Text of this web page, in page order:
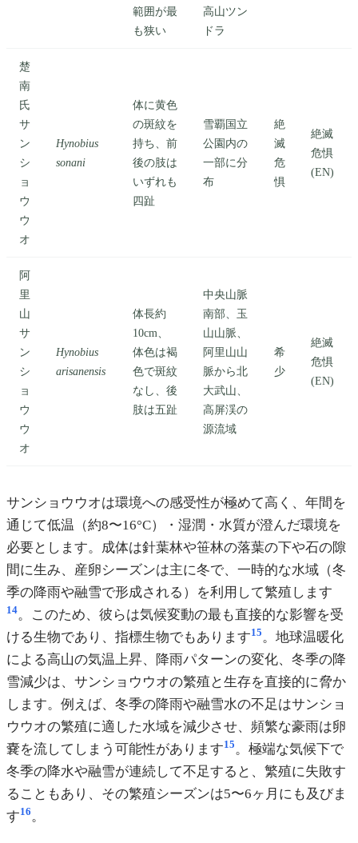
範囲が最
も狭い
高山ツン
ドラ
楚
南
氏
サ
ン
シ
ョ
ウ
ウ
オ
Hynobius
sonani
体に黄色
の斑紋を
持ち、前
後の肢は
いずれも
四趾
雪覇国立
公園内の
一部に分
布
絶
滅
危
惧
絶滅
危惧
(EN)
阿
里
山
サ
ン
シ
ョ
ウ
ウ
オ
Hynobius
arisanensis
体長約
10cm、
体色は褐
色で斑紋
なし、後
肢は五趾
中央山脈
南部、玉
山山脈、
阿里山山
脈から北
大武山、
高屏渓の
源流域
希
少
絶滅
危惧
(EN)
サンショウウオは環境への感受性が極めて高く、年間を
通じて低温（約8〜16°C）・湿潤・水質が澄んだ環境を
必要とします。成体は針葉林や笹林の落葉の下や石の隙
間に生み、産卵シーズンは主に冬で、一時的な水域（冬
季の降雨や融雪で形成される）を利用して繁殖します
14。このため、彼らは気候変動の最も直接的な影響を受
ける生物であり、指標生物でもあります15。地球温暖化
による高山の気温上昇、降雨パターンの変化、冬季の降
雪減少は、サンショウウオの繁殖と生存を直接的に脅か
します。例えば、冬季の降雨や融雪水の不足はサンショ
ウウオの繁殖に適した水域を減少させ、頻繁な豪雨は卵
嚢を流してしまう可能性があります15。極端な気候下で
冬季の降水や融雪が連続して不足すると、繁殖に失敗す
ることもあり、その繁殖シーズンは5〜6ヶ月にも及びま
す16。